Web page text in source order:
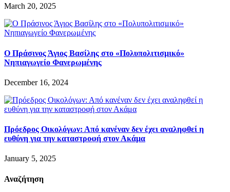
March 20, 2025
Ο Πράσινος Άγιος Βασίλης στο «Πολυπολιτισμικό»
Νηπιαγωγείο Φανερωμένης
December 16, 2024
Πρόεδρος Οικολόγων: Από κανέναν δεν έχει αναληφθεί η
ευθύνη για την καταστροφή στον Ακάμα
January 5, 2025
Αναζήτηση